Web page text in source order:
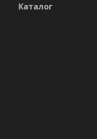
Каталог